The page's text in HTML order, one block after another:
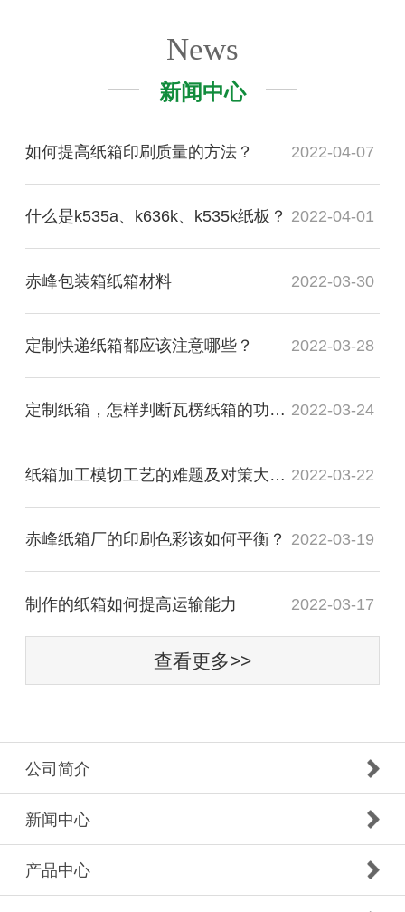
News
新闻中心
如何提高纸箱印刷质量的方法？ 2022-04-07
什么是k535a、k636k、k535k纸板？ 2022-04-01
赤峰包装箱纸箱材料 2022-03-30
定制快递纸箱都应该注意哪些？ 2022-03-28
定制纸箱，怎样判断瓦楞纸箱的功能质量是否合格？ 2022-03-24
纸箱加工模切工艺的难题及对策大盘点 2022-03-22
赤峰纸箱厂的印刷色彩该如何平衡？ 2022-03-19
制作的纸箱如何提高运输能力 2022-03-17
查看更多>>
公司简介
新闻中心
产品中心